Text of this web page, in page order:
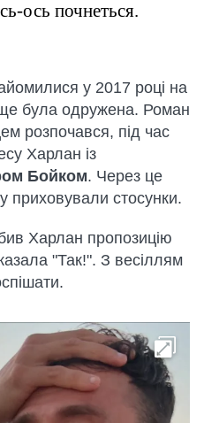
ось почнеться.
у 2017 році на
була одружена. Роман
розпочався, під час
Харлан із
Бойком. Через це
приховували стосунки.
Харлан пропозицію
"Так!". З весіллям